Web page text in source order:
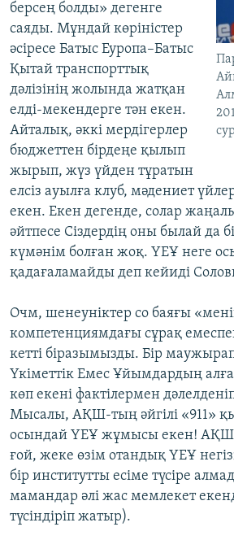
берсең болды» дегенге
саяды. Мұндай көріністер
әсіресе Батыс Еуропа–Батыс
Қытай транспорттық
дәлізінің жолында жатқан
елді-мекендерге тән екен.
Айталық, әккі мердігерлер
бюджеттен бірдеңе қылып
жырып, жүз үйден тұратын
елсіз ауылға клуб, мәдениет
екен. Екен дегенде, солар
әйтпесе Сіздердің оны былай да
күмәнім болған жоқ. ҮЕҰ неге
қадағаламайды деп кейиді
Очм, шенеуніктер со баяғы
компетенциямдағы сұрақ
кетті біразымызды. Бір
Үкіметтік Емес Ұйымдардың
көп екені фактілермен
Мысалы, АҚШ-тың әйгілі «911»
осындай ҮЕҰ жұмысы екен! АҚШ
ғой, жеке өзім отандық ҮЕҰ
бір институтты есіме түсіре
мамандар әлі жас мемлекет
түсіндіріп жатыр).